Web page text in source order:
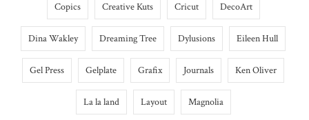
Copics Creative Kuts Cricut DecoArt
Dina Wakley Dreaming Tree Dylusions Eileen Hull
Gel Press Gelplate Grafix Journals Ken Oliver
La la land Layout Magnolia